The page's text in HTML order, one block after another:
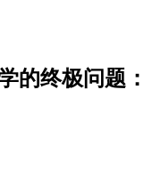
的终极问题